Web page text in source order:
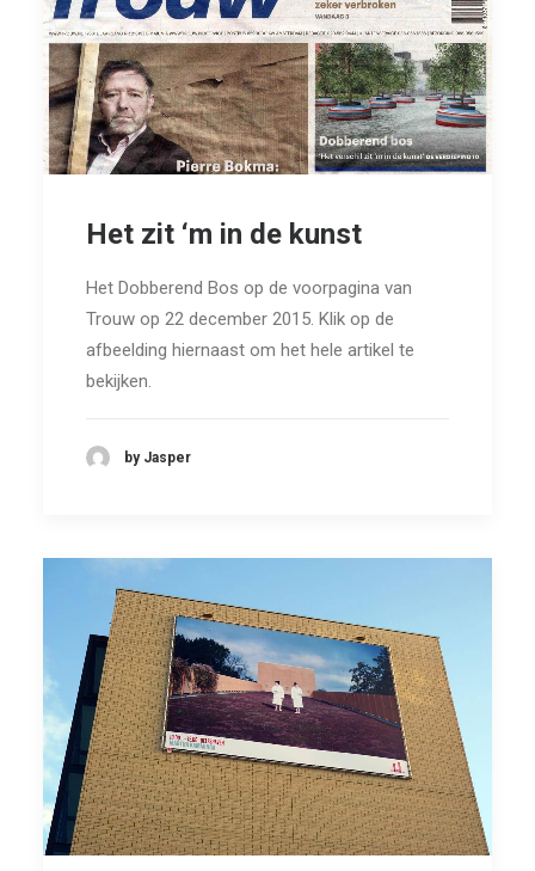
Het zit ‘m in de kunst
Het Dobberend Bos op de voorpagina van
Trouw op 22 december 2015. Klik op de
afbeelding hiernaast om het hele artikel te
bekijken.
by Jasper